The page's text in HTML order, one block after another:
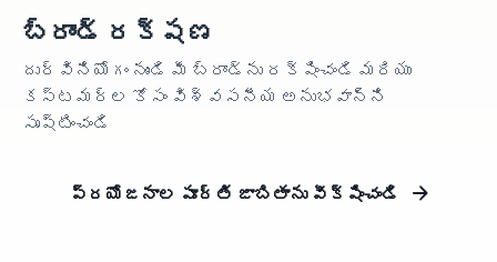
బ్రాండ్‌‌ రక్షణ
దుర్వినియోగం నుండి మీ బ్రాండ్‌ను రక్షించండి మరియు
కస్టమర్‌ల కోసం విశ్వసనీయ అనుభవాన్ని
సృష్టించండి
ప్రయోజనాల పూర్తి జాబితాను వీక్షించండి